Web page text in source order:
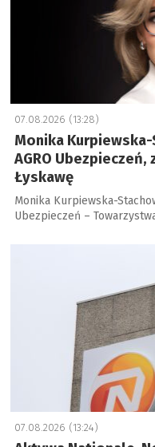
07.08.2026 (13:28)
Monika
AGRO
Łyskawę
Monika Kurpiewska-
Ubezpieczeń –
07.08.2026 (13:24)